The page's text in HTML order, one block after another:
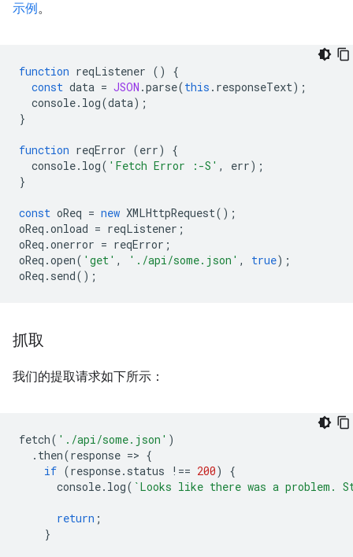
示例。
function reqListener ()
{
const data = JSON .parse(this . responseText);
console. log(data);
}
function reqError (err)
{
console. log( 'Fetch Error :-S' , err);
}
const oReq = new XMLHttpRequest();
oReq .onload = reqListener ;
oReq .onerror = reqError ;
oReq .open( 'get' , './api/some.json' , true);
oReq . send();
抓取
我们的提取请求如下所示：
fetch( './api/some.json' )
. then(response => {
if (response. status !== 200)
{
console. log( `Looks like there was a problem.
return ;
}